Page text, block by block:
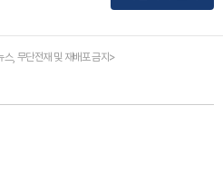
, 무단전재 및 재배포 금지>